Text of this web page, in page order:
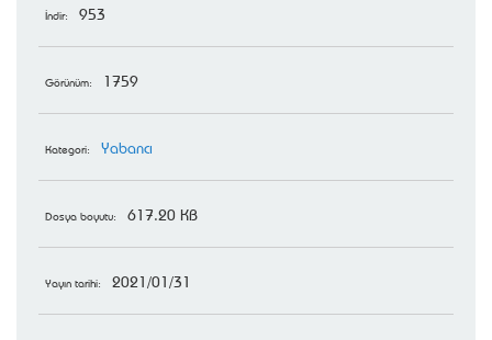
İndir: 953
Görünüm: 1759
Kategori: Yabancı
Dosya boyutu: 617.20 KB
Yayın tarihi: 2021/01/31